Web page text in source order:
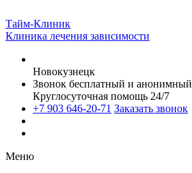
Тайм-Клиник
Клиника лечения зависимости
Новокузнецк
Звонок бесплатный и анонимный
Круглосуточная помощь 24/7
+7 903 646-20-71 Заказать звонок
Меню